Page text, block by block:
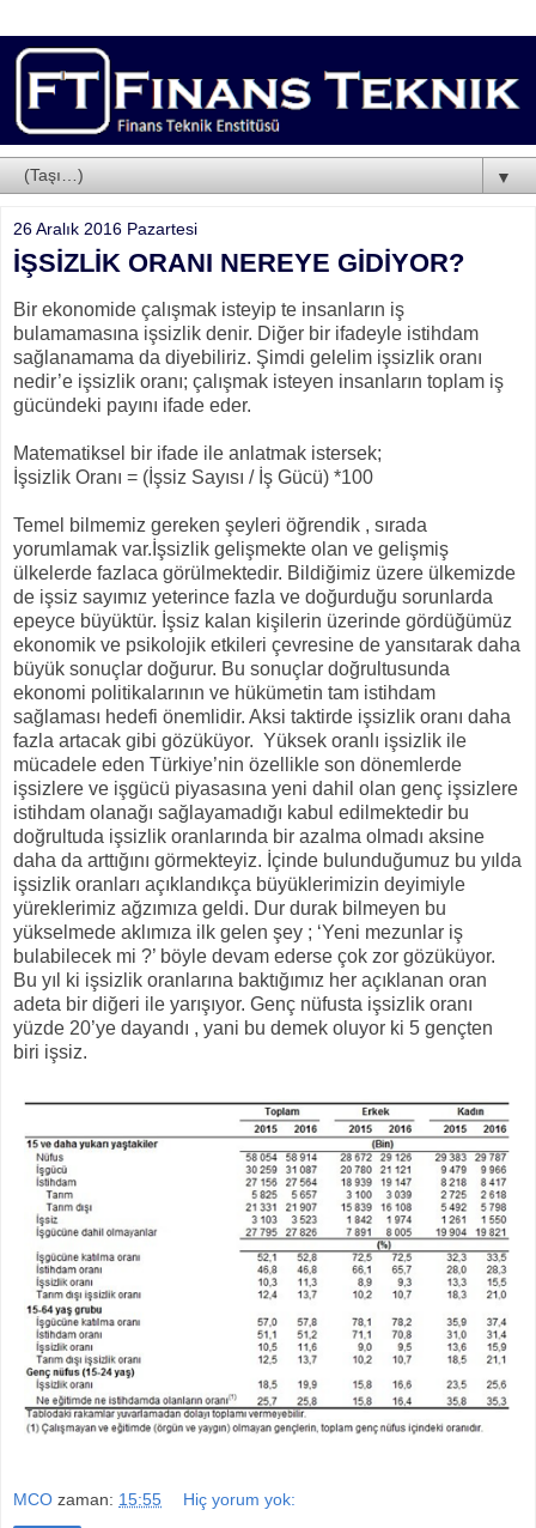
▼
26 Aralık 2016 Pazartesi
İŞSİZLİK ORANI NEREYE GİDİYOR?
Bir ekonomide çalışmak isteyip te insanların iş
bulamamasına işsizlik denir. Diğer bir ifadeyle istihdam
sağlanamama da diyebiliriz. Şimdi gelelim işsizlik oranı
nedir’e işsizlik oranı; çalışmak isteyen insanların toplam iş
gücündeki payını ifade eder.
Matematiksel bir ifade ile anlatmak istersek;
İşsizlik Oranı = (İşsiz Sayısı / İş Gücü) *100
Temel bilmemiz gereken şeyleri öğrendik , sırada
yorumlamak var.İşsizlik gelişmekte olan ve gelişmiş
ülkelerde fazlaca görülmektedir. Bildiğimiz üzere ülkemizde
de işsiz sayımız yeterince fazla ve doğurduğu sorunlarda
epeyce büyüktür. İşsiz kalan kişilerin üzerinde gördüğümüz
ekonomik ve psikolojik etkileri çevresine de yansıtarak daha
büyük sonuçlar doğurur. Bu sonuçlar doğrultusunda
ekonomi politikalarının ve hükümetin tam istihdam
sağlaması hedefi önemlidir. Aksi taktirde işsizlik oranı daha
fazla artacak gibi gözüküyor. Yüksek oranlı işsizlik ile
mücadele eden Türkiye’nin özellikle son dönemlerde
işsizlere ve işgücü piyasasına yeni dahil olan genç işsizlere
istihdam olanağı sağlayamadığı kabul edilmektedir bu
doğrultuda işsizlik oranlarında bir azalma olmadı aksine
daha da arttığını görmekteyiz. İçinde bulunduğumuz bu yılda
işsizlik oranları açıklandıkça büyüklerimizin deyimiyle
yüreklerimiz ağzımıza geldi. Dur durak bilmeyen bu
yükselmede aklımıza ilk gelen şey ; ‘Yeni mezunlar iş
bulabilecek mi ?’ böyle devam ederse çok zor gözüküyor.
Bu yıl ki işsizlik oranlarına baktığımız her açıklanan oran
adeta bir diğeri ile yarışıyor. Genç nüfusta işsizlik oranı
yüzde 20’ye dayandı , yani bu demek oluyor ki 5 gençten
biri işsiz.
MCO zaman: 15:55 Hiç yorum yok: